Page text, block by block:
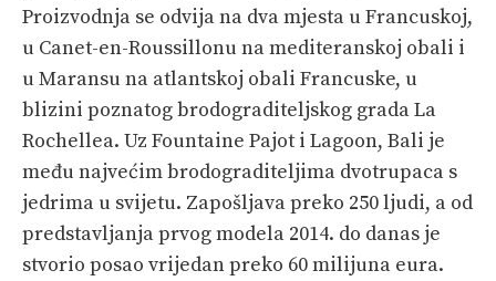
Proizvodnja se odvija na dva mjesta u Francuskoj,
u Canet-en-Roussillonu na mediteranskoj obali i
u Maransu na atlantskoj obali Francuske, u
blizini poznatog brodograditeljskog grada La
Rochellea. Uz Fountaine Pajot i Lagoon, Bali je
među najvećim brodograditeljima dvotrupaca s
jedrima u svijetu. Zapošljava preko 250 ljudi, a od
predstavljanja prvog modela 2014. do danas je
stvorio posao vrijedan preko 60 milijuna eura.